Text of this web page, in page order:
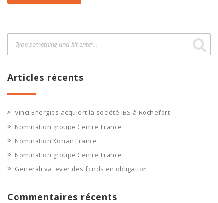
Articles récents
Vinci Energies acquiert la société IBS à Rochefort
Nomination groupe Centre France
Nomination Korian France
Nomination groupe Centre France
Generali va lever des fonds en obligation
Commentaires récents